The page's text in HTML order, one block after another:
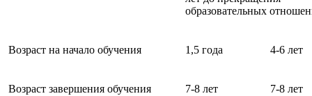
образовательных
Возраст на начало обучения 1,5 года 4-6 лет
Возраст завершения обучения 7-8 лет 7-8 лет